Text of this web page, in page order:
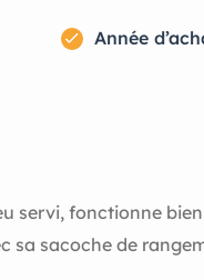
Année
servi, fonctionne
sa sacoche de